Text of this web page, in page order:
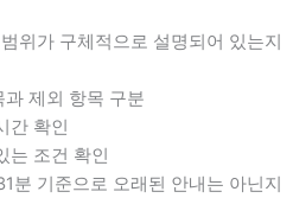
위가 구체적으로 설명되어 있는지
제외 항목 구분
간 확인
는 조건 확인
분 기준으로 오래된 안내는 아닌지